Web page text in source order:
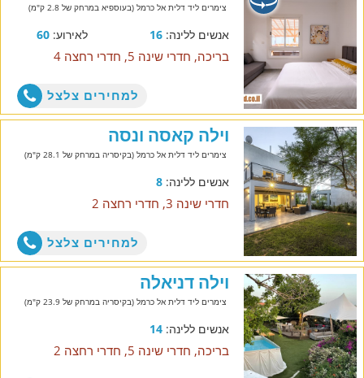
צימרים ליד דלית אל כרמל (בעוספיא במרחק של 2.8 ק"מ)
אנשים ללינה:16 לאירוע:60
בריכה, חדרי שינה 5, חדרי רחצה 4
למחירים צלצל
וילה קאסה ונסה
צימרים ליד דלית אל כרמל (בקיסריה במרחק של 28.1 ק"מ)
אנשים ללינה:8
חדרי שינה 3, חדרי רחצה 2
למחירים צלצל
וילה דניאלה
צימרים ליד דלית אל כרמל (בקיסריה במרחק של 23.9 ק"מ)
אנשים ללינה:14
בריכה, חדרי שינה 5, חדרי רחצה 2